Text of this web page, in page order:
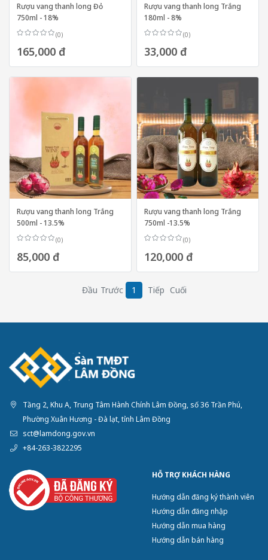
Rượu vang thanh long Đỏ
750ml - 18%
(0)
165,000 đ
Rượu vang thanh long Trắng
180ml - 8%
(0)
33,000 đ
Rượu vang thanh long Trắng
500ml - 13.5%
(0)
85,000 đ
Rượu vang thanh long Trắng
750ml -13.5%
(0)
120,000 đ
Đầu Trước 1 Tiếp Cuối
Tầng 2, Khu A, Trung Tâm Hành Chính Lâm Đồng, số 36 Trần Phú,
Phường Xuân Hương - Đà lạt, tỉnh Lâm Đồng
sct@lamdong.gov.vn
+84-263-3822295
HỖ TRỢ KHÁCH HÀNG
Hướng dẫn đăng ký thành viên
Hướng dẫn đăng nhập
Hướng dẫn mua hàng
Hướng dẫn bán hàng